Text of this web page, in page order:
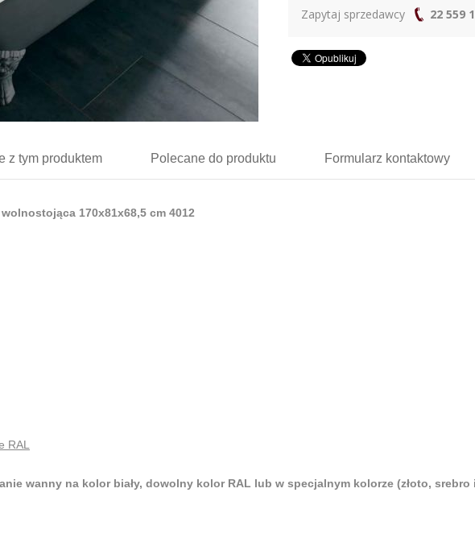
Zapytaj sprzedawcy 22 559
z tym produktem Polecane do produktu Formularz kontaktowy
170x81x68,5 cm 4012
RAL
wanny na kolor biały, dowolny kolor RAL lub w specjalnym kolorze (złoto, srebro